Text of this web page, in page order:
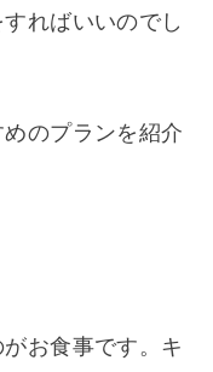
ればいいのでし
のプランを紹介
お食事です。キ